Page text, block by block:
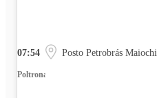
07:54 Posto Petrobrás Maiochi
Poltrona